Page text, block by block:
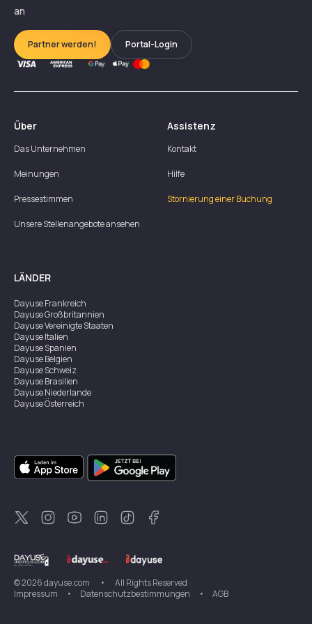
an
Partner werden! Portal-Login
Über
Das Unternehmen
Meinungen
Pressestimmen
Unsere Stellenangebote ansehen
Assistenz
Kontakt
Hilfe
Stornierung einer Buchung
LÄNDER
DayuseFrankreich
DayuseGroßbritannien
DayuseVereinigte Staaten
DayuseItalien
DayuseSpanien
DayuseBelgien
DayuseSchweiz
DayuseBrasilien
DayuseNiederlande
DayuseÖsterreich
DayuseSingapur
DayuseZweden
DayuseThailand
DayuseNeuseeland
DayuseTürkei
©2026dayuse.com •
All Rights Reserved
Impressum
• Datenschutzbestimmungen • AGB